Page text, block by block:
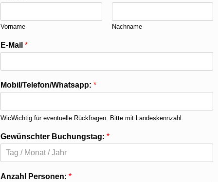
Vorname Nachname
E-Mail *
Mobil/Telefon/Whatsapp: *
WicWichtig für eventuelle Rückfragen. Bitte mit Landeskennzahl.
Gewünschter Buchungstag: *
Anzahl Personen: *